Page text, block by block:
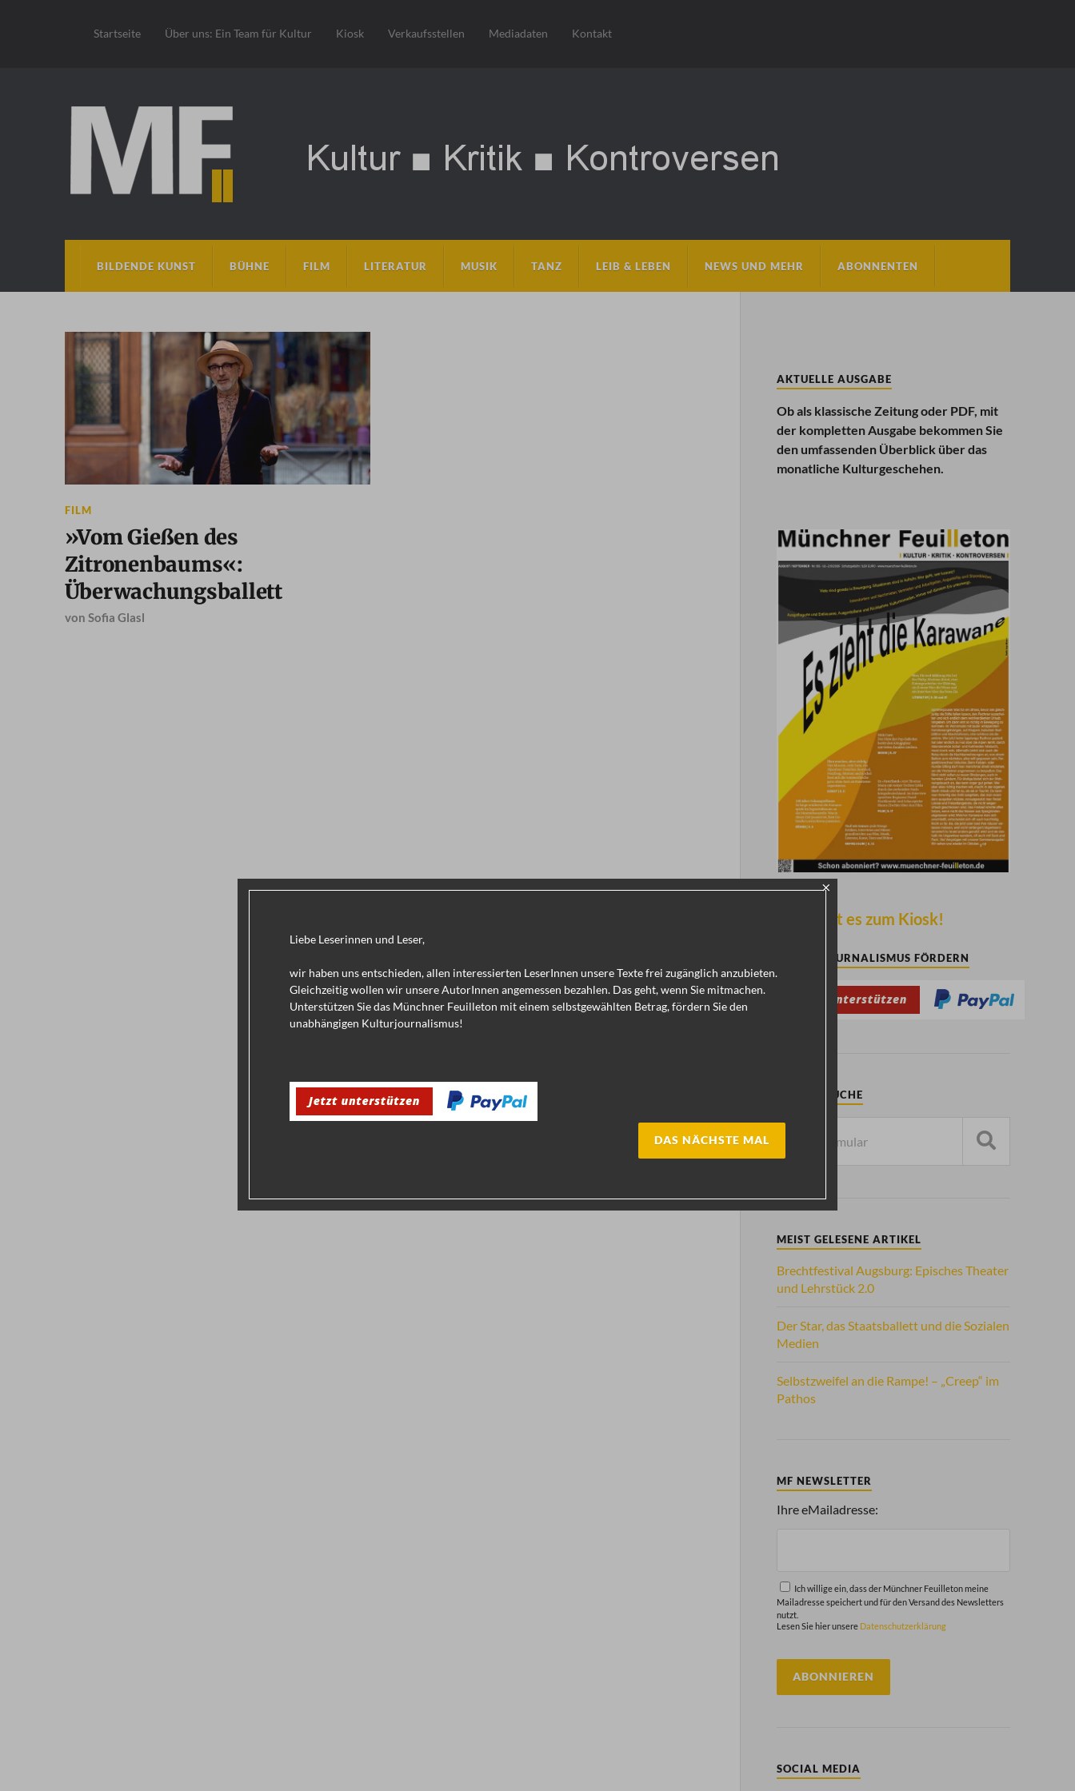
Startseite Über uns: Ein Team für Kultur Kiosk Verkaufsstellen Mediadaten Kontakt
BILDENDE KUNST BÜHNE FILM LITERATUR MUSIK TANZ LEIB & LEBEN NEWS UND MEHR ABONNENTEN
FILM
»Vom Gießen des
Zitronenbaums«:
Überwachungsballett
von Sofia Glasl
AKTUELLE AUSGABE
Ob als klassische Zeitung oder PDF, mit
der kompletten Ausgabe bekommen Sie
den umfassenden Überblick über das
monatliche Kulturgeschehen.
Hier geht es zum Kiosk!
KULTURJOURNALISMUS FÖRDERN
ARTIKELSUCHE
MEIST GELESENE ARTIKEL
Brechtfestival Augsburg: Episches Theater
und Lehrstück 2.0
Der Star, das Staatsballett und die Sozialen
Medien
Selbstzweifel an die Rampe! – „Creep“ im
Pathos
MF NEWSLETTER
Ihre eMailadresse:
Ich willige ein, dass der Münchner Feuilleton meine
Mailadresse speichert und für den Versand des Newsletters
nutzt.
Lesen Sie hier unsere Datenschutzerklärung
SOCIAL MEDIA
Liebe Leserinnen und Leser,
wir haben uns entschieden, allen interessierten LeserInnen unsere Texte frei zugänglich anzubieten.
Gleichzeitig wollen wir unsere AutorInnen angemessen bezahlen. Das geht, wenn Sie mitmachen.
Unterstützen Sie das Münchner Feuilleton mit einem selbstgewählten Betrag, fördern Sie den
unabhängigen Kulturjournalismus!
DAS NÄCHSTE MAL
×